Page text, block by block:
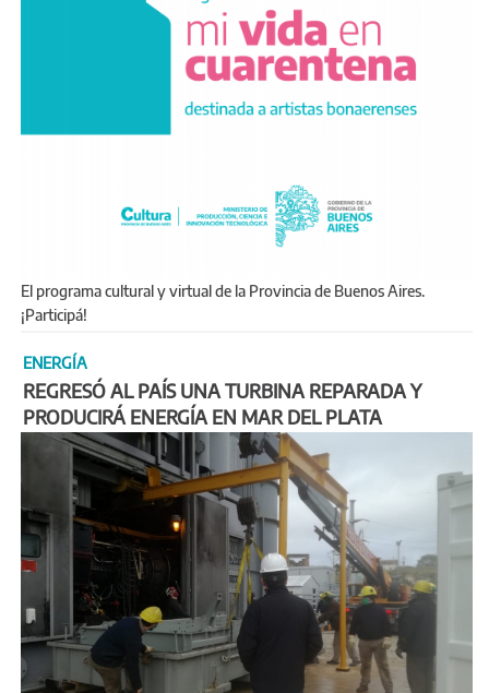
El programa cultural y virtual de la Provincia de Buenos Aires.
¡Participá!
ENERGÍA
REGRESÓ AL PAÍS UNA TURBINA REPARADA Y
PRODUCIRÁ ENERGÍA EN MAR DEL PLATA